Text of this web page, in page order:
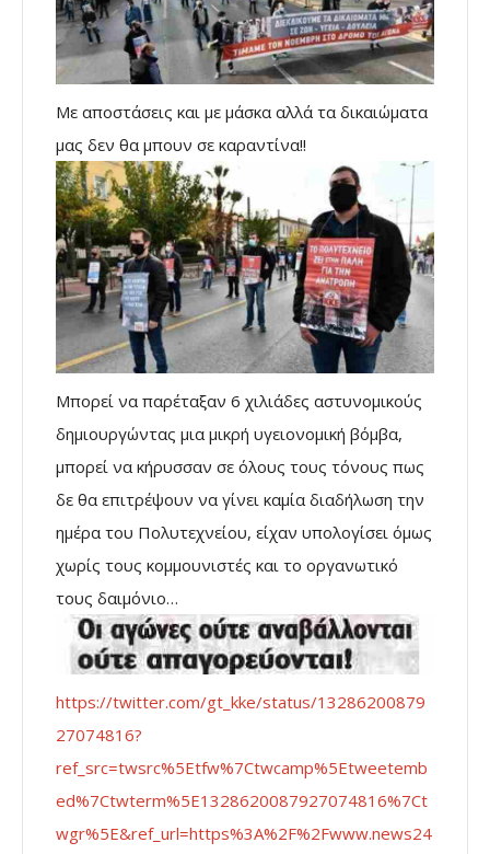
Με αποστάσεις και με μάσκα αλλά τα δικαιώματα
μας δεν θα μπουν σε καραντίνα!!
Μπορεί να παρέταξαν 6 χιλιάδες αστυνομικούς
δημιουργώντας μια μικρή υγειονομική βόμβα,
μπορεί να κήρυσσαν σε όλους τους τόνους πως
δε θα επιτρέψουν να γίνει καμία διαδήλωση την
ημέρα του Πολυτεχνείου, είχαν υπολογίσει όμως
χωρίς τους κομμουνιστές και το οργανωτικό
τους δαιμόνιο…
https://twitter.com/gt_kke/status/13286200879
27074816?
ref_src=twsrc%5Etfw%7Ctwcamp%5Etweetemb
ed%7Ctwterm%5E1328620087927074816%7Ct
wgr%5E&ref_url=https%3A%2F%2Fwww.news24